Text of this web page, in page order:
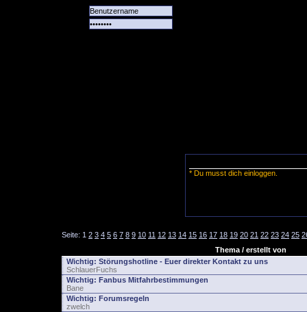
* Du musst dich einloggen.
Seite: 1 2 3 4 5 6 7 8 9 10 11 12 13 14 15 16 17 18 19 20 21 22 23 24 25
Thema / erstellt von
Wichtig: Störungshotline - Euer direkter Kontakt zu uns
SchlauerFuchs
Wichtig: Fanbus Mitfahrbestimmungen
Bane
Wichtig: Forumsregeln
zwelch